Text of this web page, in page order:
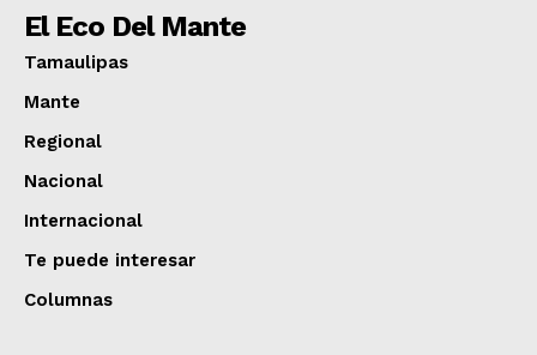
El Eco Del Mante
Tamaulipas
Mante
Regional
Nacional
Internacional
Te puede interesar
Columnas